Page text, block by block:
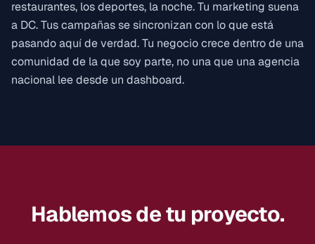
restaurantes, los deportes, la noche. Tu marketing suena
a DC. Tus campañas se sincronizan con lo que está
pasando aquí de verdad. Tu negocio crece dentro de una
comunidad de la que soy parte, no una que una agencia
nacional lee desde un dashboard.
Hablemos de tu proyecto.